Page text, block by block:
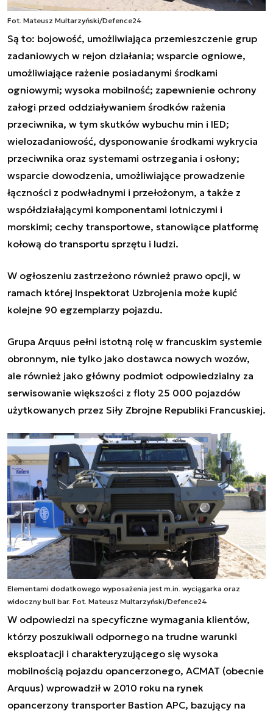
Fot. Mateusz Multarzyński/Defence24
Są to: bojowość, umożliwiająca przemieszczenie grup
zadaniowych w rejon działania; wsparcie ogniowe,
umożliwiające rażenie posiadanymi środkami
ogniowymi; wysoka mobilność; zapewnienie ochrony
załogi przed oddziaływaniem środków rażenia
przeciwnika, w tym skutków wybuchu min i IED;
wielozadaniowość, dysponowanie środkami wykrycia
przeciwnika oraz systemami ostrzegania i osłony;
wsparcie dowodzenia, umożliwiające prowadzenie
łączności z podwładnymi i przełożonym, a także z
współdziałającymi komponentami lotniczymi i
morskimi; cechy transportowe, stanowiące platformę
kołową do transportu sprzętu i ludzi.
W ogłoszeniu zastrzeżono również prawo opcji, w
ramach której Inspektorat Uzbrojenia może kupić
kolejne 90 egzemplarzy pojazdu.
Grupa Arquus pełni istotną rolę w francuskim systemie
obronnym, nie tylko jako dostawca nowych wozów,
ale również jako główny podmiot odpowiedzialny za
serwisowanie większości z floty 25 000 pojazdów
użytkowanych przez Siły Zbrojne Republiki Francuskiej.
Elementami dodatkowego wyposażenia jest m.in. wyciągarka oraz
widoczny bull bar. Fot. Mateusz Multarzyński/Defence24
W odpowiedzi na specyficzne wymagania klientów,
którzy poszukiwali odpornego na trudne warunki
eksploatacji i charakteryzującego się wysoka
mobilnością pojazdu opancerzonego, ACMAT (obecnie
Arquus) wprowadził w 2010 roku na rynek
opancerzony transporter Bastion APC, bazujący na